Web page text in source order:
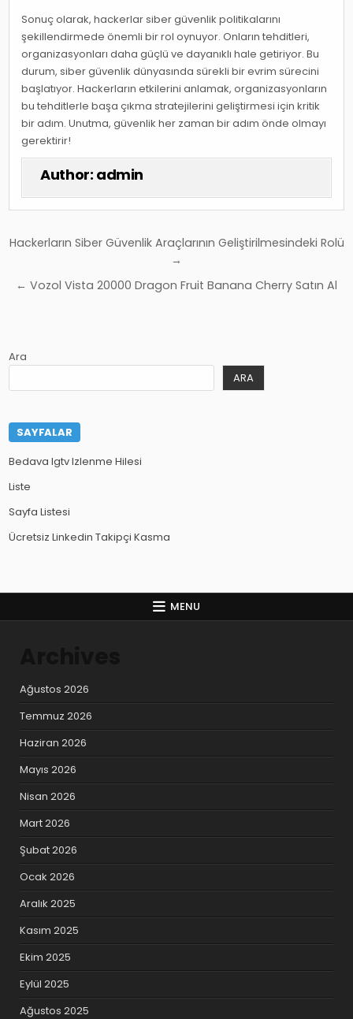
Sonuç olarak, hackerlar siber güvenlik politikalarını
şekillendirmede önemli bir rol oynuyor. Onların tehditleri,
organizasyonları daha güçlü ve dayanıklı hale getiriyor. Bu
durum, siber güvenlik dünyasında sürekli bir evrim sürecini
başlatıyor. Hackerların etkilerini anlamak, organizasyonların
bu tehditlerle başa çıkma stratejilerini geliştirmesi için kritik
bir adım. Unutma, güvenlik her zaman bir adım önde olmayı
gerektirir!
Author: admin
Yazı
Hackerların Siber Güvenlik Araçlarının Geliştirilmesindeki Rolü
→
← Vozol Vista 20000 Dragon Fruit Banana Cherry Satın Al
Ara
ARA
SAYFALAR
Bedava Igtv Izlenme Hilesi
Liste
Sayfa Listesi
Ücretsiz Linkedin Takipçi Kasma
MENU
Ağustos 2026
Temmuz 2026
Haziran 2026
Mayıs 2026
Nisan 2026
Mart 2026
Şubat 2026
Ocak 2026
Aralık 2025
Kasım 2025
Ekim 2025
Eylül 2025
Ağustos 2025